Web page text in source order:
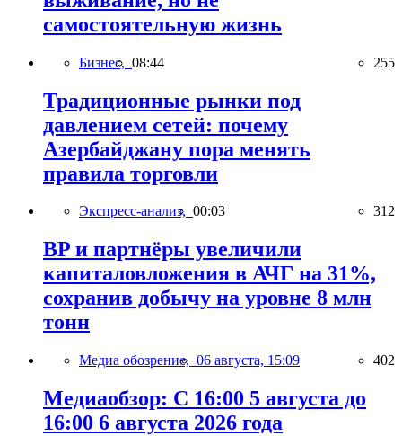
самостоятельную жизнь
Бизнес, 08:44 255
Традиционные рынки под
давлением сетей: почему
Азербайджану пора менять
правила торговли
Экспресс-анализ, 00:03 312
BP и партнёры увеличили
капиталовложения в АЧГ на 31%,
сохранив добычу на уровне 8 млн
тонн
Медиа обозрение, 06 августа, 15:09 402
Медиаобзор: С 16:00 5 августа до
16:00 6 августа 2026 года